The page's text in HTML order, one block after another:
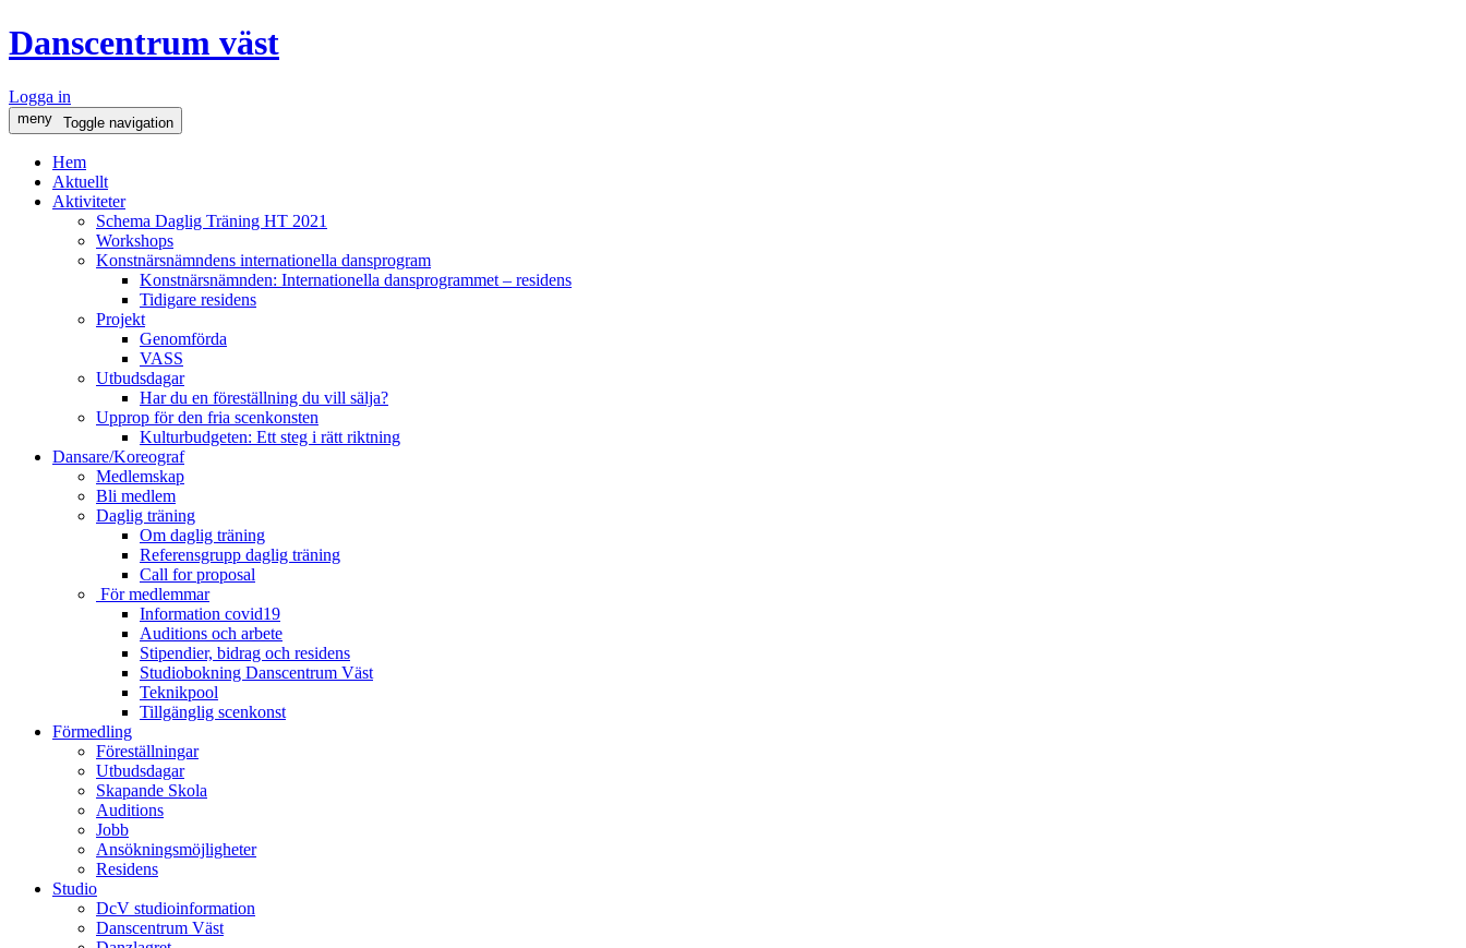
Danscentrum väst
Logga in
meny Toggle navigation
Hem
Aktuellt
Aktiviteter
Schema Daglig Träning HT 2021
Workshops
Konstnärsnämndens internationella dansprogram
Konstnärsnämnden: Internationella dansprogrammet – residens
Tidigare residens
Projekt
Genomförda
VASS
Utbudsdagar
Har du en föreställning du vill sälja?
Upprop för den fria scenkonsten
Kulturbudgeten: Ett steg i rätt riktning
Dansare/Koreograf
Medlemskap
Bli medlem
Daglig träning
Om daglig träning
Referensgrupp daglig träning
Call for proposal
För medlemmar
Information covid19
Auditions och arbete
Stipendier, bidrag och residens
Studiobokning Danscentrum Väst
Teknikpool
Tillgänglig scenkonst
Förmedling
Föreställningar
Utbudsdagar
Skapande Skola
Auditions
Jobb
Ansökningsmöjligheter
Residens
Studio
DcV studioinformation
Danscentrum Väst